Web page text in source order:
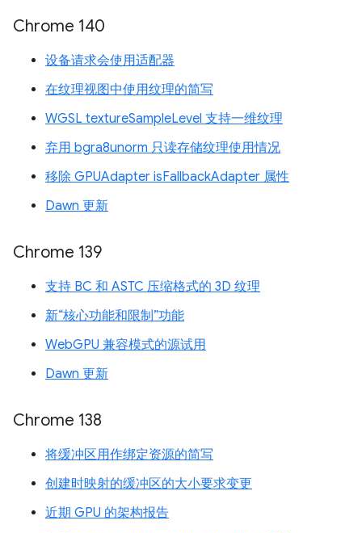
Chrome 140
设备请求会使用适配器
在纹理视图中使用纹理的简写
WGSL textureSampleLevel 支持一维纹理
弃用 bgra8unorm 只读存储纹理使用情况
移除 GPUAdapter isFallbackAdapter 属性
Dawn 更新
Chrome 139
支持 BC 和 ASTC 压缩格式的 3D 纹理
新“核心功能和限制”功能
WebGPU 兼容模式的源试用
Dawn 更新
Chrome 138
将缓冲区用作绑定资源的简写
创建时映射的缓冲区的大小要求变更
近期 GPU 的架构报告